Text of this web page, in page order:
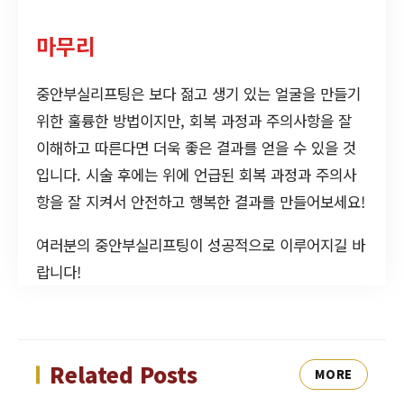
마무리
중안부실리프팅은 보다 젊고 생기 있는 얼굴을 만들기
위한 훌륭한 방법이지만, 회복 과정과 주의사항을 잘
이해하고 따른다면 더욱 좋은 결과를 얻을 수 있을 것
입니다. 시술 후에는 위에 언급된 회복 과정과 주의사
항을 잘 지켜서 안전하고 행복한 결과를 만들어보세요!
여러분의 중안부실리프팅이 성공적으로 이루어지길 바
랍니다!
Related Posts MORE